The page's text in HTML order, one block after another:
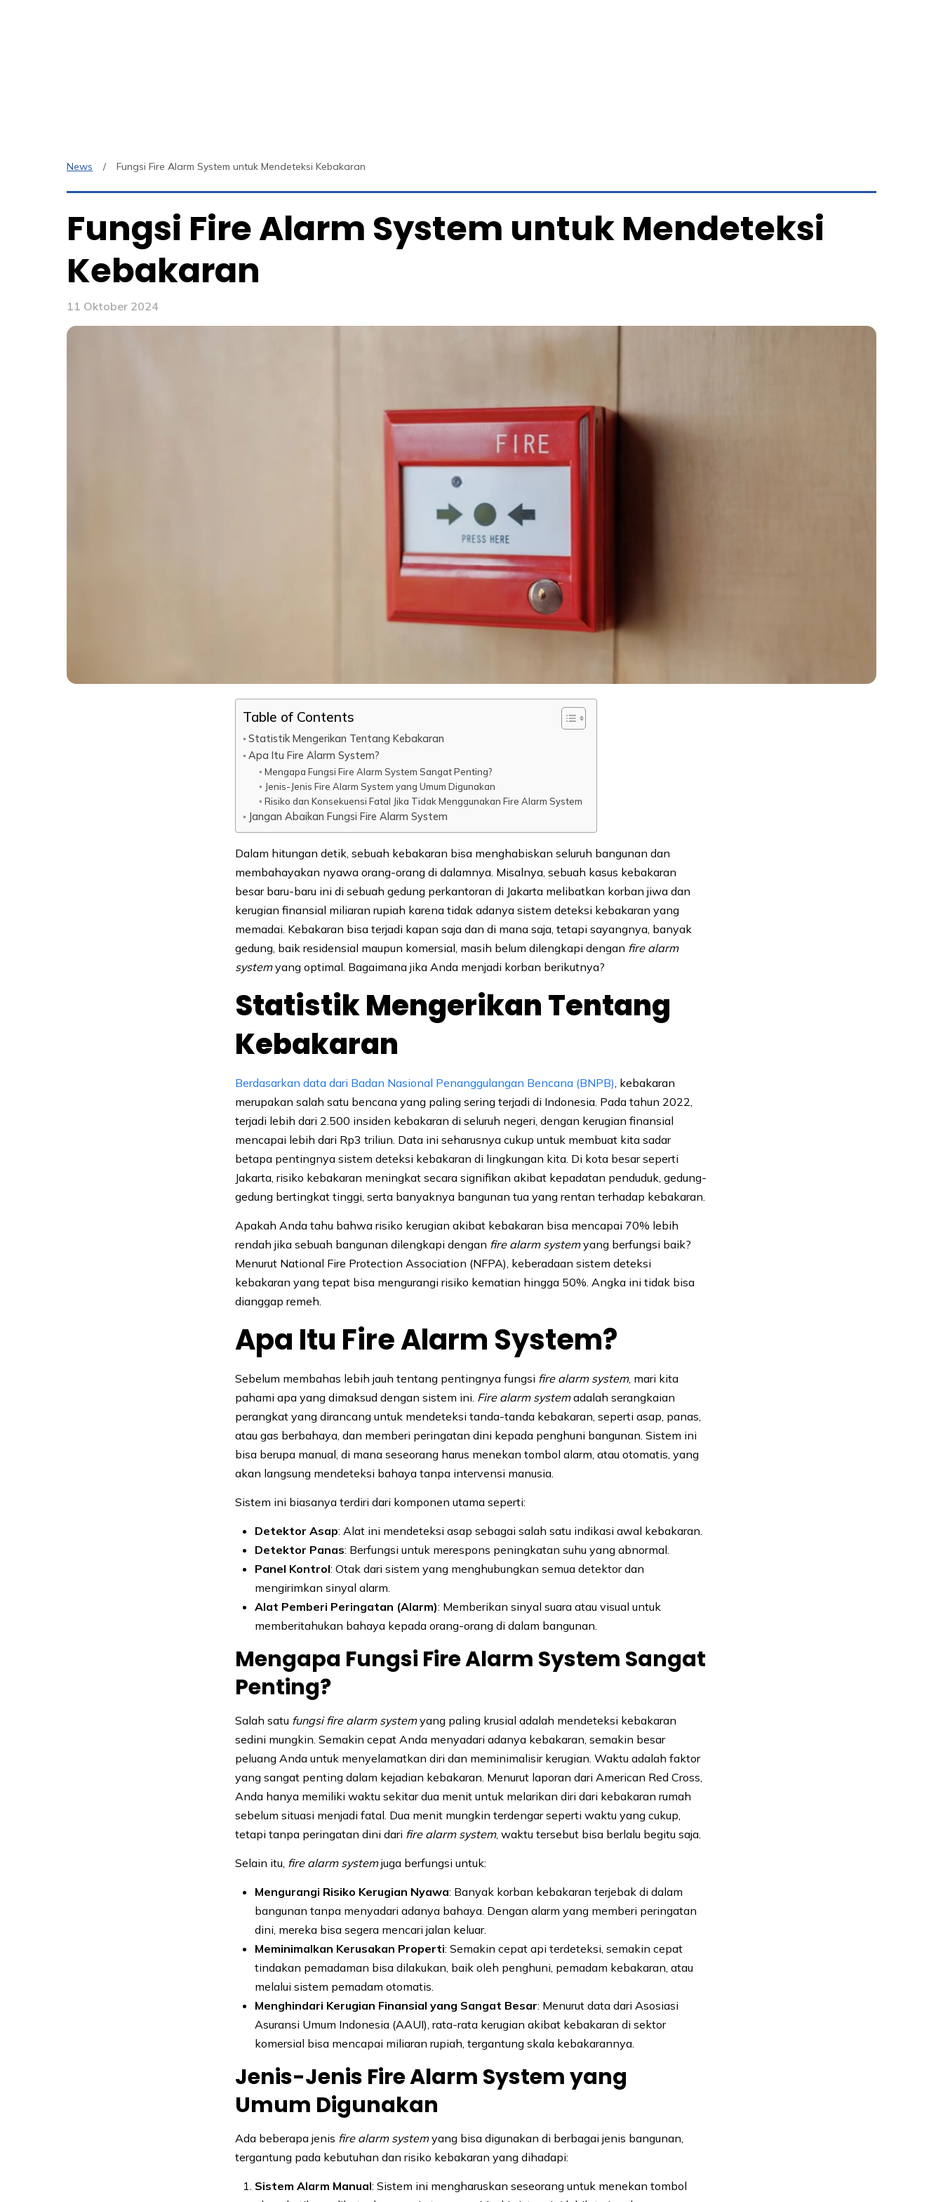
News Fungsi Fire Alarm System untuk Mendeteksi Kebakaran
Fungsi Fire Alarm System untuk Mendeteksi
Kebakaran
11 Oktober 2024
Table of Contents
Statistik Mengerikan Tentang Kebakaran
Apa Itu Fire Alarm System?
Mengapa Fungsi Fire Alarm System Sangat Penting?
Jenis-Jenis Fire Alarm System yang Umum Digunakan
Risiko dan Konsekuensi Fatal Jika Tidak Menggunakan Fire Alarm System
Jangan Abaikan Fungsi Fire Alarm System
Dalam hitungan detik, sebuah kebakaran bisa menghabiskan seluruh bangunan dan
membahayakan nyawa orang-orang di dalamnya. Misalnya, sebuah kasus kebakaran
besar baru-baru ini di sebuah gedung perkantoran di Jakarta melibatkan korban jiwa dan
kerugian finansial miliaran rupiah karena tidak adanya sistem deteksi kebakaran yang
memadai. Kebakaran bisa terjadi kapan saja dan di mana saja, tetapi sayangnya, banyak
gedung, baik residensial maupun komersial, masih belum dilengkapi dengan fire alarm
systemyang optimal. Bagaimana jika Anda menjadi korban berikutnya?
Statistik Mengerikan Tentang
Kebakaran
Berdasarkan data dari Badan Nasional Penanggulangan Bencana (BNPB), kebakaran
merupakan salah satu bencana yang paling sering terjadi di Indonesia. Pada tahun 2022,
terjadi lebih dari 2.500 insiden kebakaran di seluruh negeri, dengan kerugian finansial
mencapai lebih dari Rp3 triliun. Data ini seharusnya cukup untuk membuat kita sadar
betapa pentingnya sistem deteksi kebakaran di lingkungan kita. Di kota besar seperti
Jakarta, risiko kebakaran meningkat secara signifikan akibat kepadatan penduduk, gedung-
gedung bertingkat tinggi, serta banyaknya bangunan tua yang rentan terhadap kebakaran.
Apakah Anda tahu bahwa risiko kerugian akibat kebakaran bisa mencapai 70% lebih
rendah jika sebuah bangunan dilengkapi dengan fire alarm systemyang berfungsi baik?
Menurut National Fire Protection Association (NFPA), keberadaan sistem deteksi
kebakaran yang tepat bisa mengurangi risiko kematian hingga 50%. Angka ini tidak bisa
dianggap remeh.
Apa Itu Fire Alarm System?
Sebelum membahas lebih jauh tentang pentingnya fungsi fire alarm system, mari kita
pahami apa yang dimaksud dengan sistem ini. Fire alarm systemadalah serangkaian
perangkat yang dirancang untuk mendeteksi tanda-tanda kebakaran, seperti asap, panas,
atau gas berbahaya, dan memberi peringatan dini kepada penghuni bangunan. Sistem ini
bisa berupa manual, di mana seseorang harus menekan tombol alarm, atau otomatis, yang
akan langsung mendeteksi bahaya tanpa intervensi manusia.
Sistem ini biasanya terdiri dari komponen utama seperti:
Detektor Asap: Alat ini mendeteksi asap sebagai salah satu indikasi awal kebakaran.
Detektor Panas: Berfungsi untuk merespons peningkatan suhu yang abnormal.
Panel Kontrol: Otak dari sistem yang menghubungkan semua detektor dan
mengirimkan sinyal alarm.
Alat Pemberi Peringatan (Alarm): Memberikan sinyal suara atau visual untuk
memberitahukan bahaya kepada orang-orang di dalam bangunan.
Mengapa Fungsi Fire Alarm System Sangat
Penting?
Salah satu fungsi fire alarm systemyang paling krusial adalah mendeteksi kebakaran
sedini mungkin. Semakin cepat Anda menyadari adanya kebakaran, semakin besar
peluang Anda untuk menyelamatkan diri dan meminimalisir kerugian. Waktu adalah faktor
yang sangat penting dalam kejadian kebakaran. Menurut laporan dari American Red Cross,
Anda hanya memiliki waktu sekitar dua menit untuk melarikan diri dari kebakaran rumah
sebelum situasi menjadi fatal. Dua menit mungkin terdengar seperti waktu yang cukup,
tetapi tanpa peringatan dini dari fire alarm system, waktu tersebut bisa berlalu begitu saja.
Selain itu, fire alarm systemjuga berfungsi untuk:
Mengurangi Risiko Kerugian Nyawa: Banyak korban kebakaran terjebak di dalam
bangunan tanpa menyadari adanya bahaya. Dengan alarm yang memberi peringatan
dini, mereka bisa segera mencari jalan keluar.
Meminimalkan Kerusakan Properti: Semakin cepat api terdeteksi, semakin cepat
tindakan pemadaman bisa dilakukan, baik oleh penghuni, pemadam kebakaran, atau
melalui sistem pemadam otomatis.
Menghindari Kerugian Finansial yang Sangat Besar: Menurut data dari Asosiasi
Asuransi Umum Indonesia (AAUI), rata-rata kerugian akibat kebakaran di sektor
komersial bisa mencapai miliaran rupiah, tergantung skala kebakarannya.
Jenis-Jenis Fire Alarm System yang
Umum Digunakan
Ada beberapa jenis fire alarm systemyang bisa digunakan di berbagai jenis bangunan,
tergantung pada kebutuhan dan risiko kebakaran yang dihadapi:
Sistem Alarm Manual: Sistem ini mengharuskan seseorang untuk menekan tombol